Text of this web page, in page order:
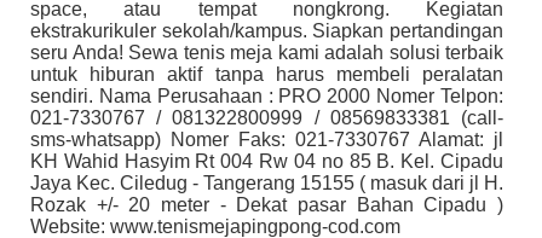
space, atau tempat nongkrong. Kegiatan
ekstrakurikuler sekolah/kampus. Siapkan pertandingan
seru Anda! Sewa tenis meja kami adalah solusi terbaik
untuk hiburan aktif tanpa harus membeli peralatan
sendiri. Nama Perusahaan : PRO 2000 Nomer Telpon:
021-7330767 / 081322800999 / 08569833381 (call-
sms-whatsapp) Nomer Faks: 021-7330767 Alamat: jl
KH Wahid Hasyim Rt 004 Rw 04 no 85 B. Kel. Cipadu
Jaya Kec. Ciledug - Tangerang 15155 ( masuk dari jl H.
Rozak +/- 20 meter - Dekat pasar Bahan Cipadu )
Website: www.tenismejapingpong-cod.com